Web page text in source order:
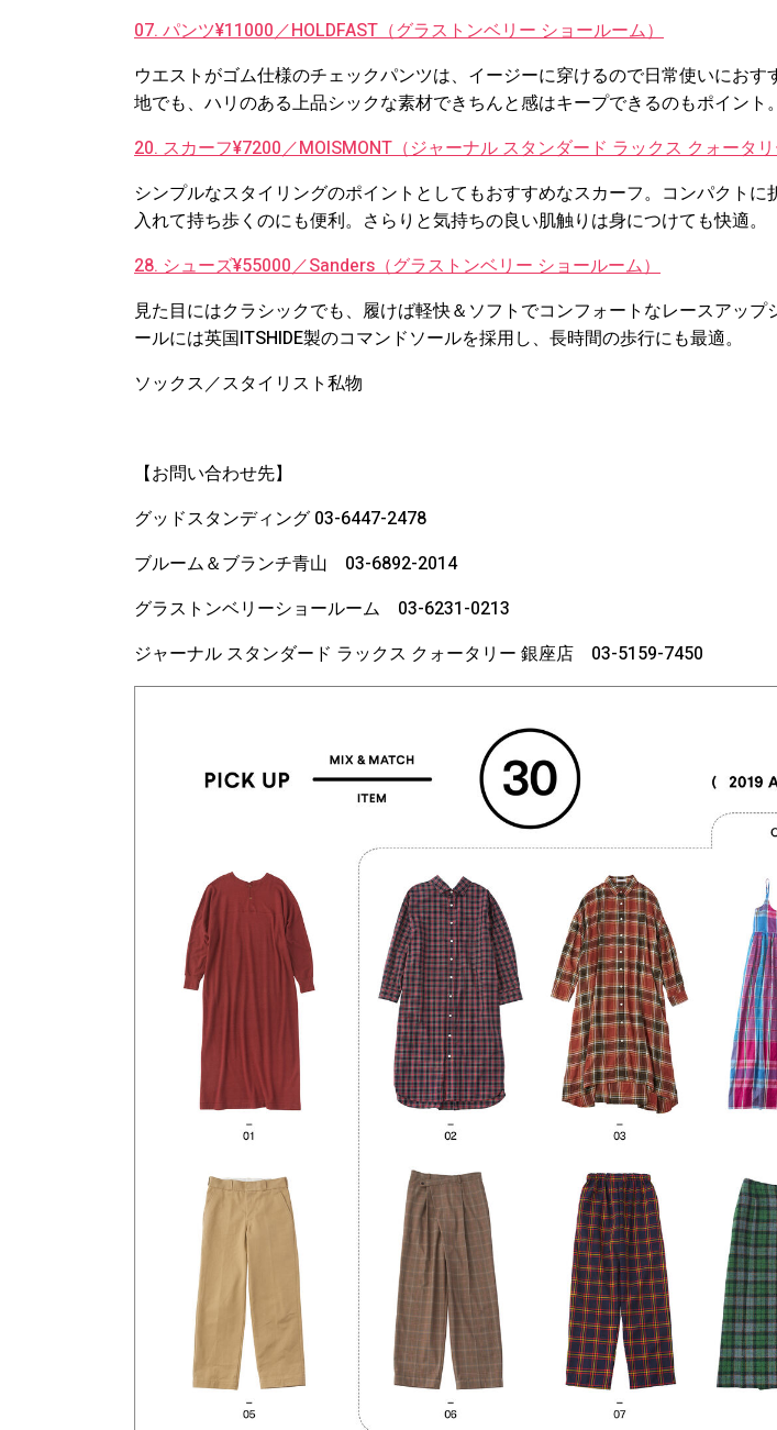
07. パンツ¥11000／HOLDFAST（グラストンベリー ショールーム）
ウエストがゴム仕様のチェックパンツは、イージーに穿けるので日常使いにおす
地でも、ハリのある上品シックな素材できちんと感はキープできるのもポイント。
20. スカーフ¥7200／MOISMONT（ジャーナル スタンダード ラックス クォータ
シンプルなスタイリングのポイントとしてもおすすめなスカーフ。コンパクトに
入れて持ち歩くのにも便利。さらりと気持ちの良い肌触りは身につけても快適。
28. シューズ¥55000／Sanders（グラストンベリー ショールーム）
見た目にはクラシックでも、履けば軽快＆ソフトでコンフォートなレースアップ
ールには英国ITSHIDE製のコマンドソールを採用し、長時間の歩行にも最適。
ソックス／スタイリスト私物
【お問い合わせ先】
グッドスタンディング 03-6447-2478
ブルーム＆ブランチ青山 03-6892-2014
グラストンベリーショールーム 03-6231-0213
ジャーナル スタンダード ラックス クォータリー 銀座店 03-5159-7450